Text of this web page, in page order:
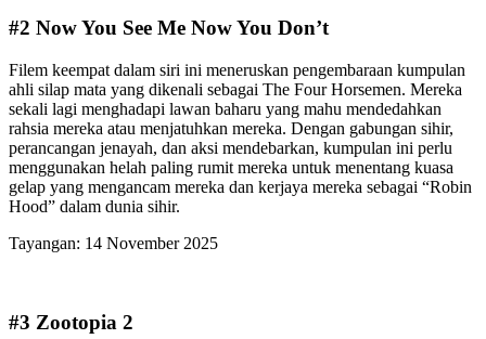
#2 Now You See Me Now You Don’t
Filem keempat dalam siri ini meneruskan pengembaraan kumpulan
ahli silap mata yang dikenali sebagai The Four Horsemen. Mereka
sekali lagi menghadapi lawan baharu yang mahu mendedahkan
rahsia mereka atau menjatuhkan mereka. Dengan gabungan sihir,
perancangan jenayah, dan aksi mendebarkan, kumpulan ini perlu
menggunakan helah paling rumit mereka untuk menentang kuasa
gelap yang mengancam mereka dan kerjaya mereka sebagai “Robin
Hood” dalam dunia sihir.
Tayangan: 14 November 2025
#3 Zootopia 2